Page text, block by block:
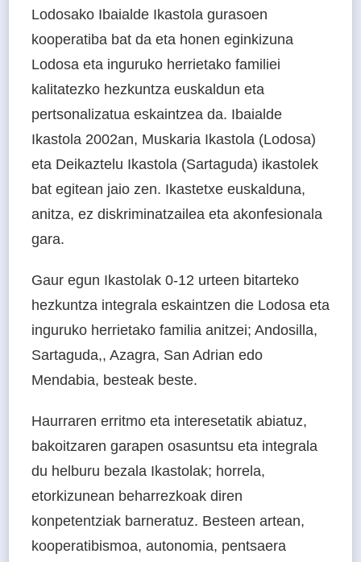
Lodosako Ibaialde Ikastola gurasoen
kooperatiba bat da eta honen eginkizuna
Lodosa eta inguruko herrietako familiei
kalitatezko hezkuntza euskaldun eta
pertsonalizatua eskaintzea da. Ibaialde
Ikastola 2002an, Muskaria Ikastola (Lodosa)
eta Deikaztelu Ikastola (Sartaguda) ikastolek
bat egitean jaio zen. Ikastetxe euskalduna,
anitza, ez diskriminatzailea eta akonfesionala
gara.
Gaur egun Ikastolak 0-12 urteen bitarteko
hezkuntza integrala eskaintzen die Lodosa eta
inguruko herrietako familia anitzei; Andosilla,
Sartaguda,, Azagra, San Adrian edo
Mendabia, besteak beste.
Haurraren erritmo eta interesetatik abiatuz,
bakoitzaren garapen osasuntsu eta integrala
du helburu bezala Ikastolak; horrela,
etorkizunean beharrezkoak diren
konpetentziak barneratuz. Besteen artean,
kooperatibismoa, autonomia, pentsaera